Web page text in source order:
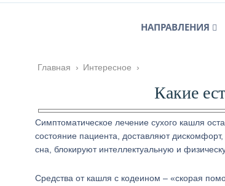
НАПРАВЛЕНИЯ
Главная › Интересное ›
Какие
Симптоматическое лечение сухого кашля
состояние пациента, доставляют
сна, блокируют интеллектуальную и
Средства от кашля с кодеином – «скорая